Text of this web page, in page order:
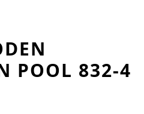
POOL 832-4